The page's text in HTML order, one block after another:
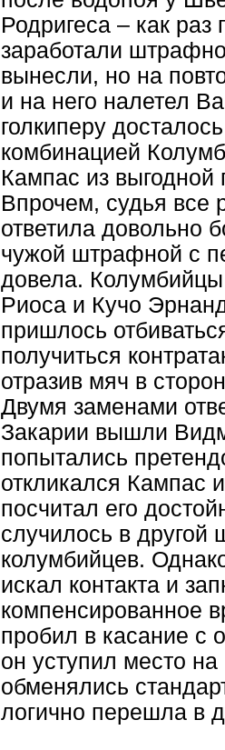
Родригеса – как
заработали
вынесли, но на
и на него налетел
голкиперу
комбинацией
Кампас из выгодной
Впрочем, судья все
ответила довольно
чужой штрафной с
довела.
Риоса и Кучо
пришлось
получиться
отразив мяч в
Двумя заменами
Закарии вышли
попытались
откликался Кампас
посчитал его
случилось в
колумбийцев.
искал контакта и
компенсированное
пробил в касание с
он уступил место
обменялись
логично перешла в